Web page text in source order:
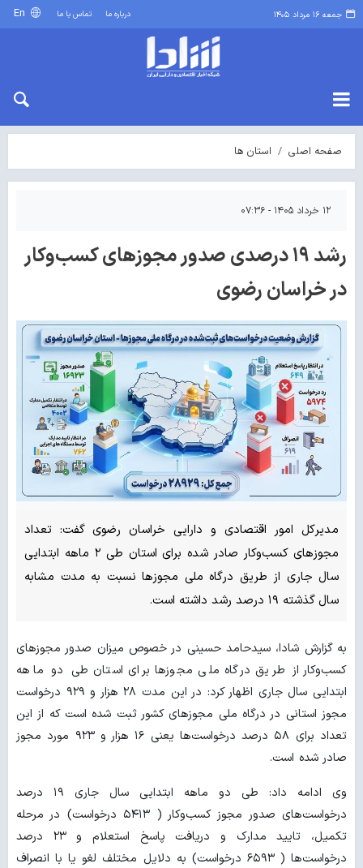
جمعه ۱۶ مرداد ۱۴۰۵ درباره ما تماس با ما
صفحه اصلی استان ها
۱۲ خرداد ۱۴۰۵ - ۰۷:۳۶
رشد ۱۹ درصدی صدور مجوزهای کسب‌وکار
در خراسان رضوی
مدیرکل امور اقتصادی و دارایی خراسان رضوی گفت: تعداد
مجوزهای کسب‌وکار صادر شده برای استان طی ۲ ماهه ابتدایی
سال جاری از طریق درگاه ملی مجوزها نسبت به مدت مشابه
سال گذشته ۱۹ درصد رشد داشته است.
به گزارش شادا، سیدحامد حسینی در خصوص میزان صدور مجوزهای
کسب‌وکار از طریق درگاه ملی مجوزها برای استان طی دو ماهه
ابتدایی سال جاری اظهار کرد: در این مدت ۲۸ هزار و ۹۲۹ درخواست
مجوز استانی در درگاه ملی مجوزهای کشور ثبت شده است که از این
تعداد برای ۵۸ درصد درخواست‌ها یعنی ۱۶ هزار و ۹۲۳ مورد مجوز
صادر شده است.
وی ادامه داد: طی دو ماهه ابتدایی سال جاری ۱۹ درصد
درخواست‌های صدور مجوز کسب‌وکار ( ۵۴۱۳ درخواست) در مرحله
تکمیل، تایید مدارک و دریافت پاسخ استعلام و ۲۳ درصد
درخواست‌ها ( ۶۵۹۳ درخواست) به دلایل مختلف لغو یا با انصراف